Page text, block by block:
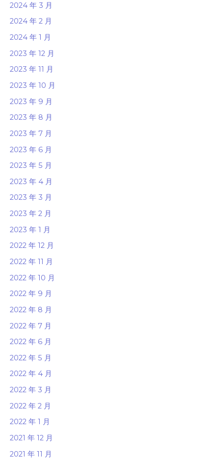
2024 年 3 月
2024 年 2 月
2024 年 1 月
2023 年 12 月
2023 年 11 月
2023 年 10 月
2023 年 9 月
2023 年 8 月
2023 年 7 月
2023 年 6 月
2023 年 5 月
2023 年 4 月
2023 年 3 月
2023 年 2 月
2023 年 1 月
2022 年 12 月
2022 年 11 月
2022 年 10 月
2022 年 9 月
2022 年 8 月
2022 年 7 月
2022 年 6 月
2022 年 5 月
2022 年 4 月
2022 年 3 月
2022 年 2 月
2022 年 1 月
2021 年 12 月
2021 年 11 月